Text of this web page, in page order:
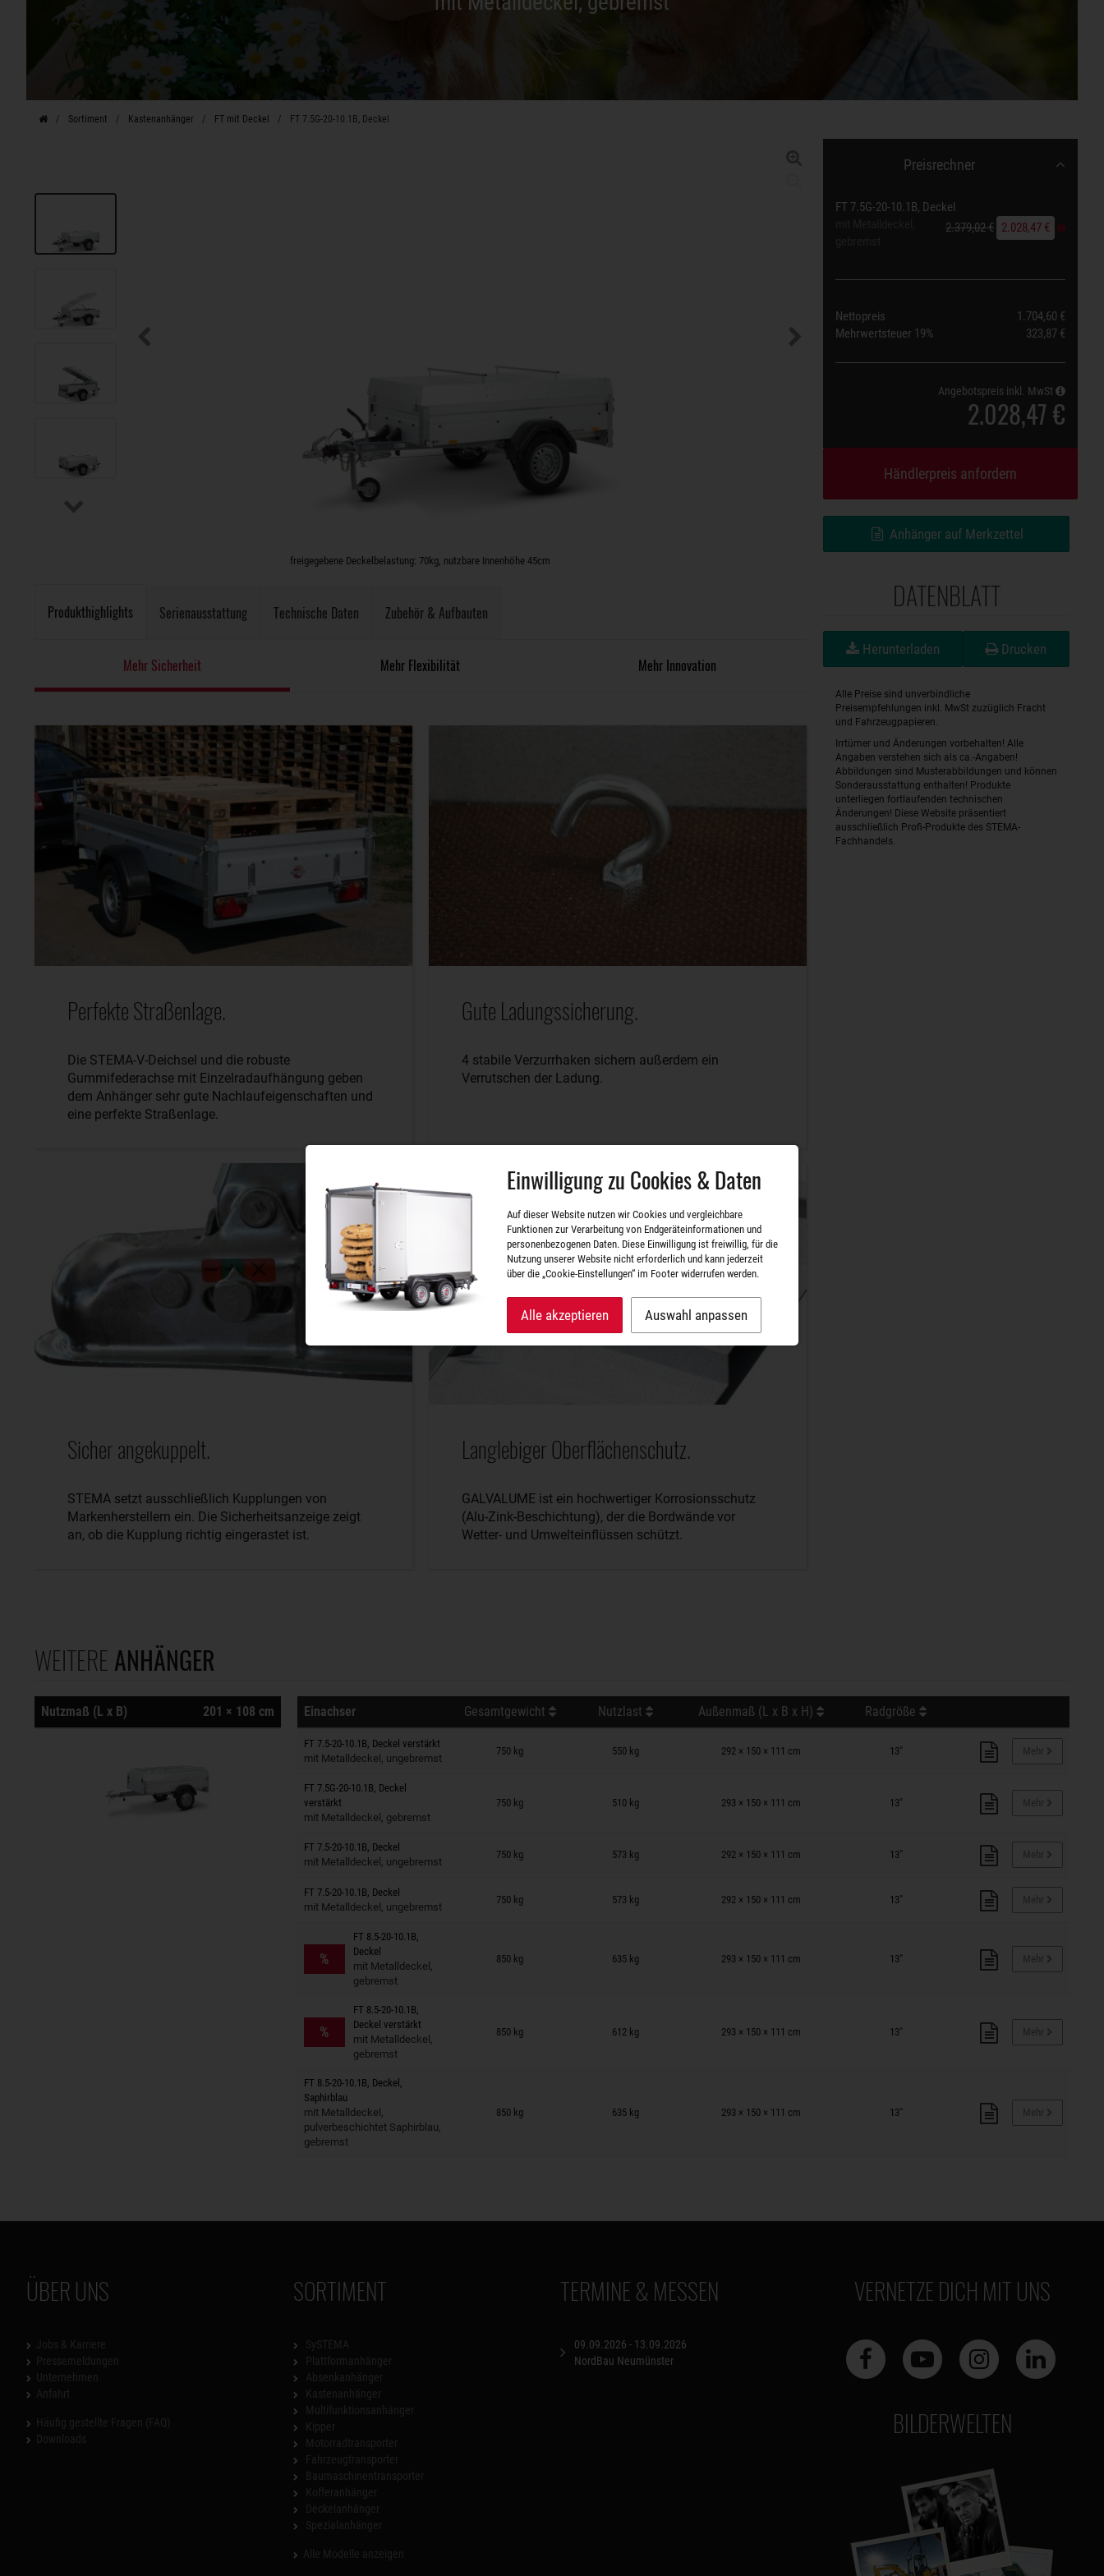
Sortiment Kastenanhänger FT mit Deckel FT 7.5G-20-10.1B, Deckel
freigegebene Deckelbelastung: 70kg, nutzbare Innenhöhe 45cm
Produkthighlights Serienausstattung Technische Daten Zubehör & Aufbauten
Mehr Sicherheit Mehr Flexibilität Mehr Innovation
Perfekte Straßenlage.
Die STEMA-V-Deichsel und die robuste
Gummifederachse mit Einzelradaufhängung geben
dem Anhänger sehr gute Nachlaufeigenschaften und
eine perfekte Straßenlage.
Gute Ladungssicherung.
4 stabile Verzurrhaken sichern außerdem ein
Verrutschen der Ladung.
Sicher angekuppelt.
STEMA setzt ausschließlich Kupplungen von
Markenherstellern ein. Die Sicherheitsanzeige zeigt
an, ob die Kupplung richtig eingerastet ist.
Langlebiger Oberflächenschutz.
GALVALUME ist ein hochwertiger Korrosionsschutz
(Alu-Zink-Beschichtung), der die Bordwände vor
Wetter- und Umwelteinflüssen schützt.
Preisrechner
FT 7.5G-20-10.1B, Deckel
2.379,02 € 2.028,47 €
Nettopreis
1.704,60 €
Mehrwertsteuer 19% 323,87 €
Angebotspreis inkl. MwSt
2.028,47 €
Händlerpreis anfordern
Anhänger auf Merkzettel
DATENBLATT
Herunterladen Drucken
Alle Preise sind unverbindliche
Preisempfehlungen inkl. MwSt zuzüglich Fracht
und Fahrzeugpapieren.
Irrtümer und Änderungen vorbehalten! Alle
Angaben verstehen sich als ca.-Angaben!
Abbildungen sind Musterabbildungen und können
Sonderausstattung enthalten! Produkte
unterliegen fortlaufenden technischen
Änderungen! Diese Website präsentiert
ausschließlich Profi-Produkte des STEMA-
Fachhandels.
WEITERE ANHÄNGER
Nutzmaß (L x B) 201 × 108 cm Einachser Gesamtgewicht Nutzlast Außenmaß (L x B x H) Radgröße
FT 7.5-20-10.1B, Deckel verstärkt
mit Metalldeckel, ungebremst
750 kg 550 kg 292 × 150 × 111 cm 13"
Anhänger auf Merkzettel
FT 7.5G-20-10.1B, Deckel
verstärkt
mit Metalldeckel, gebremst
750 kg 510 kg 293 × 150 × 111 cm 13"
Anhänger auf Merkzettel
FT 7.5-20-10.1B, Deckel
mit Metalldeckel, ungebremst
750 kg 573 kg 292 × 150 × 111 cm 13"
Anhänger auf Merkzettel
FT 7.5-20-10.1B, Deckel
mit Metalldeckel, ungebremst
750 kg 573 kg 292 × 150 × 111 cm 13"
Anhänger auf Merkzettel
%
FT 8.5-20-10.1B,
Deckel
mit Metalldeckel,
gebremst
850 kg 635 kg 293 × 150 × 111 cm 13"
Anhänger auf Merkzettel
%
FT 8.5-20-10.1B,
Deckel verstärkt
mit Metalldeckel,
gebremst
850 kg 612 kg 293 × 150 × 111 cm 13"
Anhänger auf Merkzettel
FT 8.5-20-10.1B, Deckel,
Saphirblau
mit Metalldeckel,
pulverbeschichtet Saphirblau,
gebremst
850 kg 635 kg 293 × 150 × 111 cm 13"
Anhänger auf Merkzettel
ÜBER UNS SORTIMENT TERMINE & MESSEN
09.09.2026 - 13.09.2026
NordBau Neumünster
VERNETZE DICH MIT UNS
BILDERWELTEN
Einwilligung zu Cookies & Daten
Auf dieser Website nutzen wir Cookies und vergleichbare
Funktionen zur Verarbeitung von Endgeräteinformationen und
personenbezogenen Daten. Diese Einwilligung ist freiwillig, für die
Nutzung unserer Website nicht erforderlich und kann jederzeit
über die „Cookie-Einstellungen“ im Footer widerrufen werden.
Alle akzeptieren Auswahl anpassen